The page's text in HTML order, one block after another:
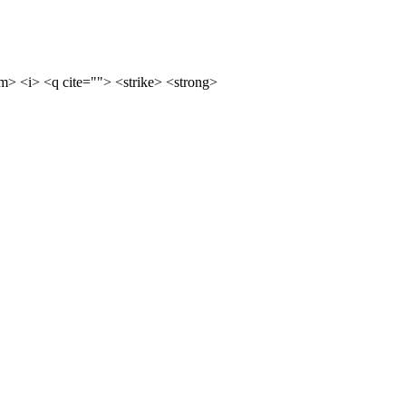
<i> <q cite=""> <strike> <strong>